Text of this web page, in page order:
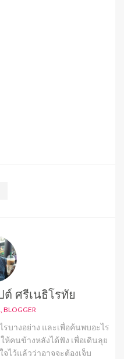
ศรีเนธิโรทัย
BLOGGER
บางอย่าง และเพื่อค้นพบอะไร
ห้คนข้างหลังได้ฟัง เพื่อเดินลุย
ไว้แล้วว่าอาจจะต้องเจ็บ